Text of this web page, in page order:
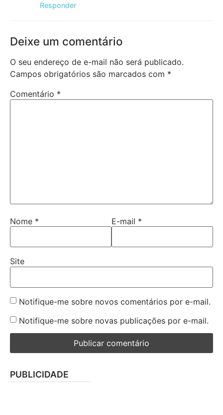
Responder
Deixe um comentário
O seu endereço de e-mail não será publicado.
Campos obrigatórios são marcados com *
Comentário *
Nome * E-mail *
Site
Notifique-me sobre novos comentários por e-mail.
Notifique-me sobre novas publicações por e-mail.
PUBLICIDADE